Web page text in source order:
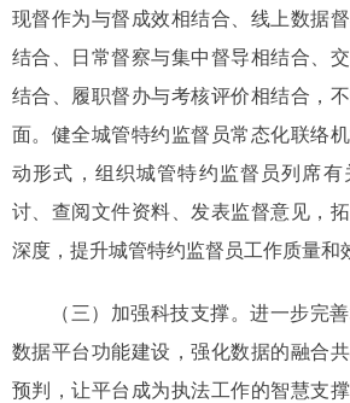
现督作为与督成效相结合、线上数据
结合、日常督察与集中督导相结合、
结合、履职督办与考核评价相结合，
面。健全城管特约监督员常态化联络
动形式，组织城管特约监督员列席
讨、查阅文件资料、发表监督意见，
深度，提升城管特约监督员工作质量和
（三）加强科技支撑。进一步完
数据平台功能建设，强化数据的融合
预判，让平台成为执法工作的智慧支